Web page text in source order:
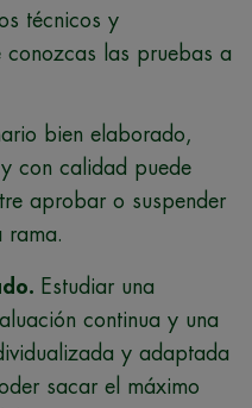
técnicos y
las pruebas a
bien elaborado,
con calidad puede
aprobar o suspender
rama.
Estudiar una
continua y una
y adaptada
sacar el máximo